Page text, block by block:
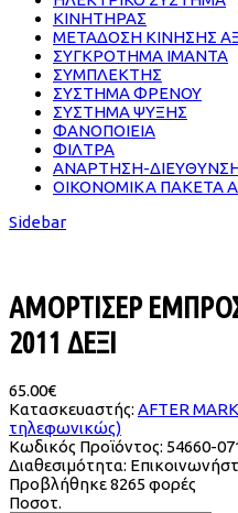
ΚΙΝΗΤΗΡΑΣ
ΜΕΤΑΔΟΣΗ ΚΙΝΗΣΗΣ
ΣΥΓΚΡΟΤΗΜΑ ΙΜΑΝΤΑ
ΣΥΜΠΛΕΚΤΗΣ
ΣΥΣΤΗΜΑ ΦΡΕΝΟΥ
ΣΥΣΤΗΜΑ ΨΥΞΗΣ
ΦΑΝΟΠΟΙΕΙΑ
ΦΙΛΤΡΑ
ΑΝΑΡΤΗΣΗ-
ΟΙΚΟΝΟΜΙΚΑ ΠΑΚΕΤΑ
Sidebar
ΑΜΟΡΤΙΣΕΡ ΕΜΠΡΟΣ
2011 ΔΕΞΙ
65.00€
Κατασκευαστής: AFTER
τηλεφωνικώς)
Κωδικός Προϊόντος: 54660-
Διαθεσιμότητα:
Προβλήθηκε8265 φορές
Ποσοτ.